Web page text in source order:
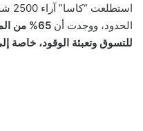
الحدود، ووجدت أن
65% من
للتسوق وتعبئة الوقود، خاصة